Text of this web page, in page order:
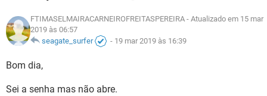
GUIA DE COMPRAS
INSTAGRAM
GUIA DE COMPRAS
CELULAR FACEBOOK
OUTLOOK
JOGOS
CELULAR FACEBOOK
OUTLOOK
INSTAGRAM
GLOSSÁRIO
FTIMASELMAIRACARNEIROFREITASPEREIRA - Atualizado em 15 mar
2019 às 06:57
seagate_surfer
- 19 mar 2019 às 16:39
Bom dia,
Sei a senha mas não abre.